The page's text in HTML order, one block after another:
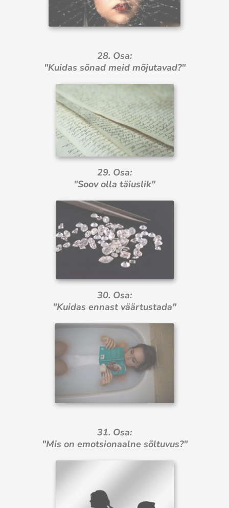
28. Osa:
"Kuidas sõnad meid mõjutavad?"
29. Osa:
"Soov olla täiuslik"
30. Osa:
"Kuidas ennast väärtustada"
31. Osa:
"Mis on emotsionaalne sõltuvus?"